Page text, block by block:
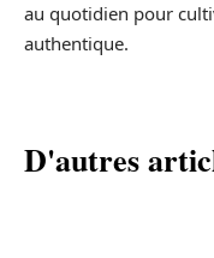
au quotidien pour
authentique.
D'autres